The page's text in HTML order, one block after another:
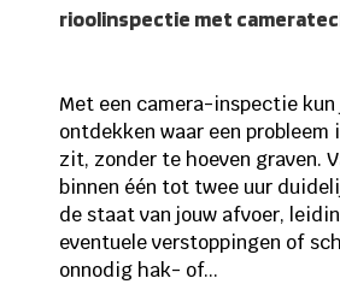
rioolinspectie met
Met een camera-inspectie kun
ontdekken waar een probleem
zit, zonder te hoeven graven.
binnen één tot twee uur
de staat van jouw afvoer,
eventuele verstoppingen of
onnodig hak- of...